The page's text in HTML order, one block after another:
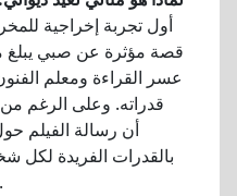
أول تجربة إخراجية
عسر القراءة ومعلم
قدراته. وعلى الرغم من
أن رسالة الفيلم
بالقدرات الفريدة
احتفال ديوالي بالنور الداخلي.